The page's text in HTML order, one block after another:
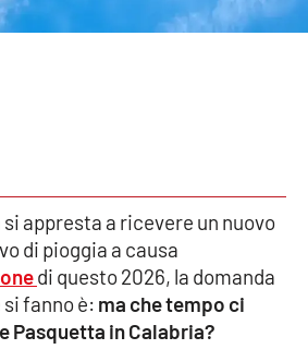
appresta a ricevere un nuovo
di pioggia a causa
di questo 2026, la domanda
fanno è: ma che tempo ci
Pasquetta in Calabria?